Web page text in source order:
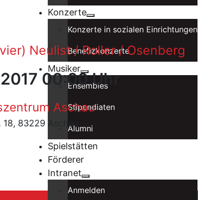
Konzerte
Konzerte in sozialen Einrichtungen
Benefizkonzerte
Musiker
Ensembles
Stipendiaten
Alumni
Spielstätten
Förderer
Intranet
Anmelden
Neulist / Roller / Osenberg
00:00 Uhr
Aschau
83229 Aschau